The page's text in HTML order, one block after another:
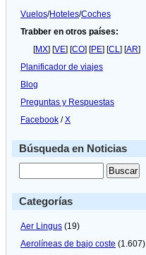
Vuelos/Hoteles/Coches
Trabber en otros países:
[MX] [VE] [CO] [PE] [CL] [AR]
Planificador de viajes
Blog
Preguntas y Respuestas
Facebook /X
Búsqueda en Noticias
Categorías
Aer Lingus (19)
Aerolíneas de bajo coste (1.607)